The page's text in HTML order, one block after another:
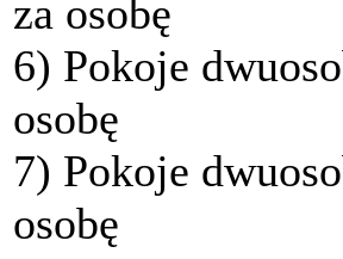
za osobę
6) Pokoje
osobę
7) Pokoje
osobę